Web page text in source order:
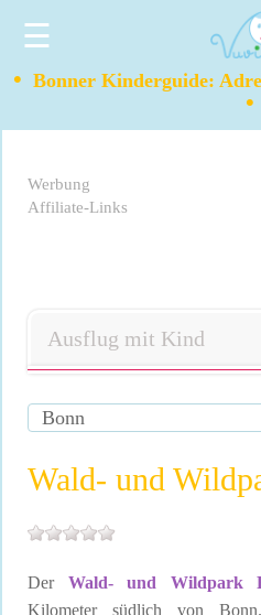
☰
• Bonner Kinderguide:
•
Werbung
Affiliate-Links
Ausflug mit Kind
Wald- und
Der Wald- und Wildpark
Kilometer südlich von